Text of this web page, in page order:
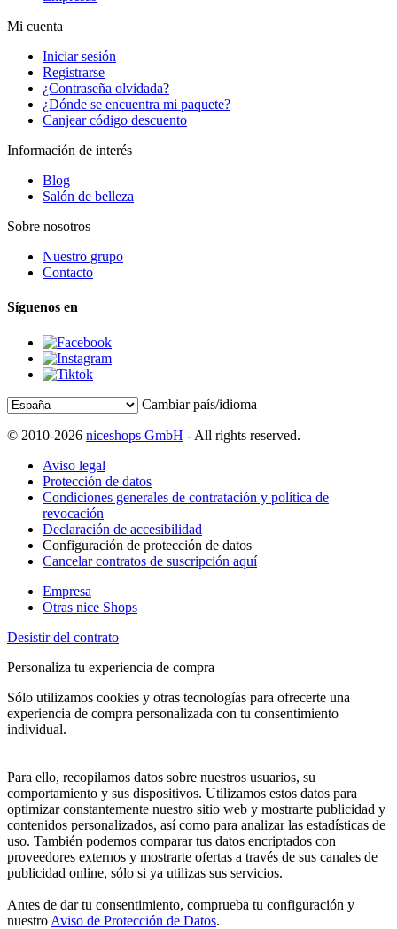
Mi cuenta
Iniciar sesión
Registrarse
¿Contraseña olvidada?
¿Dónde se encuentra mi paquete?
Canjear código descuento
Información de interés
Blog
Salón de belleza
Sobre nosotros
Nuestro grupo
Contacto
Síguenos en
Cambiar país/idioma
© 2010-2026 niceshops GmbH - All rights reserved.
Aviso legal
Protección de datos
Condiciones generales de contratación y política de
revocación
Declaración de accesibilidad
Configuración de protección de datos
Cancelar contratos de suscripción aquí
Empresa
Otras nice Shops
Desistir del contrato
Personaliza tu experiencia de compra
Sólo utilizamos cookies y otras tecnologías para ofrecerte una
experiencia de compra personalizada con tu consentimiento
individual.
Para ello, recopilamos datos sobre nuestros usuarios, su
comportamiento y sus dispositivos. Utilizamos estos datos para
optimizar constantemente nuestro sitio web y mostrarte publicidad y
contenidos personalizados, así como para analizar las estadísticas de
uso. También podemos comparar tus datos encriptados con
proveedores externos y mostrarte ofertas a través de sus canales de
publicidad online, sólo si ya utilizas sus servicios.
Antes de dar tu consentimiento, comprueba tu configuración y
nuestro Aviso de Protección de Datos.